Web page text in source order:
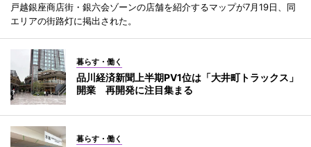
戸越銀座商店街・銀六会ゾーンの店舗を紹介するマップが7月19日、同
エリアの街路灯に掲出された。
暮らす・働く
品川経済新聞上半期PV1位は「大井町トラックス」
開業 再開発に注目集まる
暮らす・働く